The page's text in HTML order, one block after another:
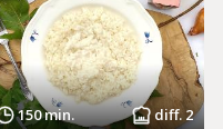
150 min. diff. 2